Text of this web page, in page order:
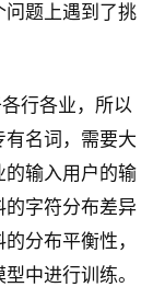
问题上遇到了挑
行各业，所以
名词，需要大
的输入用户的输
的字符分布差异
分布平衡性，
中进行训练。